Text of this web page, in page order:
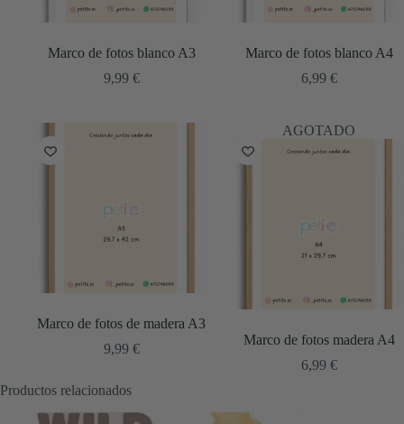
Marco de fotos blanco A3
9,99 €
Marco de fotos blanco A4
6,99 €
Marco de fotos de madera A3
9,99 €
AGOTADO
Marco de fotos madera A4
6,99 €
Productos relacionados